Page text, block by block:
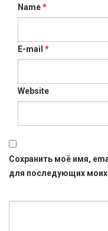
Name*
E-mail *
Website
Сохранить моё имя,
для последующих